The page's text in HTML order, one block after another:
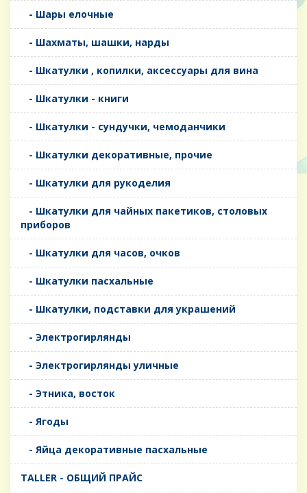
- Шары елочные
- Шахматы, шашки, нарды
- Шкатулки , копилки, аксессуары для вина
- Шкатулки - книги
- Шкатулки - сундучки, чемоданчики
- Шкатулки декоративные, прочие
- Шкатулки для рукоделия
- Шкатулки для чайных пакетиков, столовых
приборов
- Шкатулки для часов, очков
- Шкатулки пасхальные
- Шкатулки, подставки для украшений
- Электрогирлянды
- Электрогирлянды уличные
- Этника, восток
- Ягоды
- Яйца декоративные пасхальные
TALLER - ОБЩИЙ ПРАЙС